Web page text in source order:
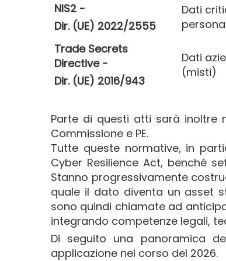
NIS2 -
Dir. (UE) 2022/2555
Dati
Trade Secrets
Directive -
Dir. (UE) 2016/943
Dati
(misti)
Parte di questi atti sarà inoltre
Commissione e PE.
Tutte queste normative, in
Cyber Resilience Act, benché
Stanno progressivamente
quale il dato diventa un asset
sono quindi chiamate ad
integrando competenze legali,
Di seguito una panoramica
applicazione nel corso del 2026.